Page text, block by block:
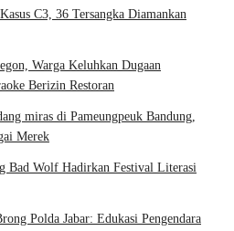
C3, 36 Tersangka Diamankan
Warga Keluhkan Dugaan
Berizin Restoran
miras di Pameungpeuk Bandung,
Merek
Bad Wolf Hadirkan Festival Literasi
Polda Jabar: Edukasi Pengendara